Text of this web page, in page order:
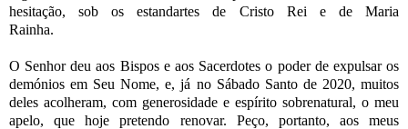
hesitação, sob os estandartes de Cristo Rei e de Maria
Rainha.
O Senhor deu aos Bispos e aos Sacerdotes o poder de expulsar os
demónios em Seu Nome, e, já no Sábado Santo de 2020, muitos
deles acolheram, com generosidade e espírito sobrenatural, o meu
apelo, que hoje pretendo renovar. Peço, portanto, aos meus